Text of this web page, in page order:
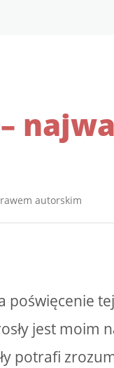
autorskim
poświęcenie
jest moim
potrafi